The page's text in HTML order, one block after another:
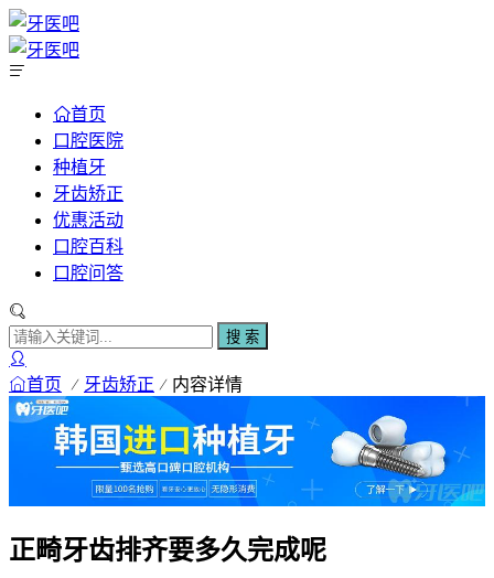
首页
口腔医院
种植牙
牙齿矫正
优惠活动
口腔百科
口腔问答
搜 索
首页 牙齿矫正 内容详情
正畸牙齿排齐要多久完成呢